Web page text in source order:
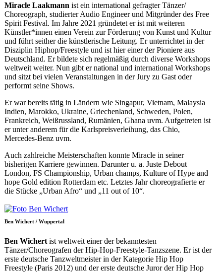
Miracle Laakmann ist ein international gefragter Tänzer/
Choreograph, studierter Audio Engineer und Mitgründer des Free
Spirit Festival. Im Jahre 2021 gründetet er ist mit weiteren
Künstler*innen einen Verein zur Förderung von Kunst und Kultur
und führt seither die künstlerische Leitung. Er unterrichtet in der
Disziplin Hiphop/Freestyle und ist hier einer der Pioniere aus
Deutschland. Er bildete sich regelmäßig durch diverse Workshops
weltweit weiter. Nun gibt er national und international Workshops
und sitzt bei vielen Veranstaltungen in der Jury zu Gast oder
performt seine Shows.
Er war bereits tätig in Ländern wie Singapur, Vietnam, Malaysia
Indien, Marokko, Ukraine, Griechenland, Schweden, Polen,
Frankreich, Weißrussland, Rumänien, Ghana uvm. Aufgetreten ist
er unter anderem für die Karlspreisverleihung, das Chio,
Mercedes-Benz uvm.
Auch zahlreiche Meisterschaften konnte Miracle in seiner
bisherigen Karriere gewinnen. Darunter u. a. Juste Debout
London, FS Championship, Urban champs, Kulture of Hype and
hope Gold edition Rotterdam etc. Letztes Jahr choreografierte er
die Stücke „Urban Afro“ und „11 out of 10“.
Ben Wichert / Wuppertal
Ben Wichert ist weltweit einer der bekanntesten
Tänzer/Choreografen der Hip-Hop-Freestyle-Tanzszene. Er ist der
erste deutsche Tanzweltmeister in der Kategorie Hip Hop
Freestyle (Paris 2012) und der erste deutsche Juror der Hip Hop